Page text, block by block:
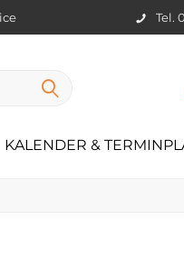
Tel.
KALENDER &